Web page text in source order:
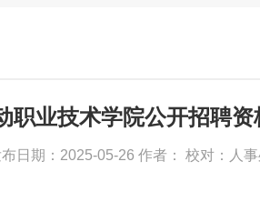
职业技术学院公开招聘
日期：2025-05-26 作者： 校对：人事